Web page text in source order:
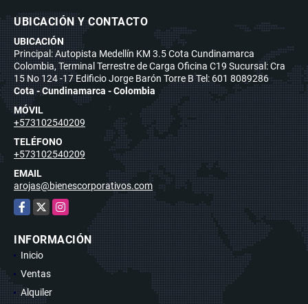
UBICACIÓN Y CONTACTO
UBICACIÓN
Principal: Autopista Medellín KM 3.5 Cota Cundinamarca
Colombia, Terminal Terrestre de Carga Oficina C19 Sucursal: Cra
15 No 124 -17 Edificio Jorge Barón Torre B Tel: 601 8089286
Cota - Cundinamarca - Colombia
MÓVIL
+573102540209
TELÉFONO
+573102540209
EMAIL
arojas@bienescorporativos.com
Facebook
X Instagram
INFORMACIÓN
Inicio
Ventas
Alquiler